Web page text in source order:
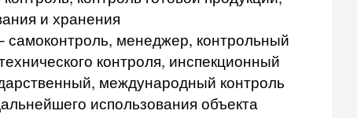
и хранения
самоконтроль, менеджер, контрольный
контроля, инспекционный
международный контроль
использования объекта